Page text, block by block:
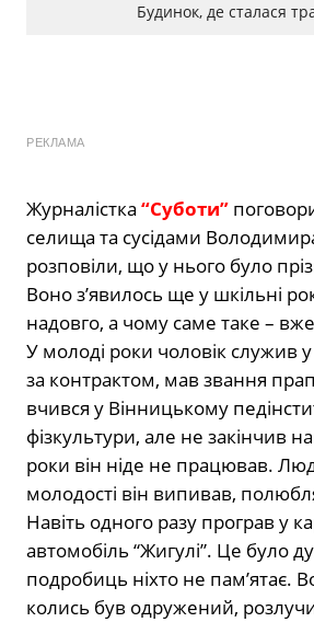
Будинок, де сталася
РЕКЛАМА
Журналістка “Суботи”
селища та сусідами
розповіли, що у нього було
Воно з’явилось ще у шкільні
надовго, а чому саме таке –
У молоді роки чоловік служив
за контрактом, мав звання
вчився у Вінницькому
фізкультури, але не закінчив
роки він ніде не працював.
молодості він випивав,
Навіть одного разу програв у
автомобіль “Жигулі”. Це було
подробиць ніхто не пам’ятає.
колись був одружений,